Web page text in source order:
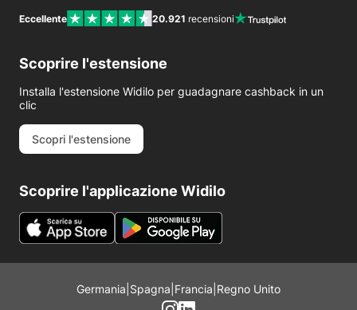
Eccellente 20.921 recensioni
Scoprire l'estensione
Installa l'estensione Widilo per guadagnare cashback in un
clic
Scopri l'estensione
Scoprire l'applicazione Widilo
Germania Spagna Francia Regno Unito